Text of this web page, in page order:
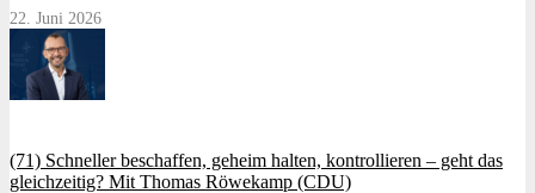
22. Juni 2026
(71) Schneller beschaffen, geheim halten, kontrollieren – geht das
gleichzeitig? Mit Thomas Röwekamp (CDU)